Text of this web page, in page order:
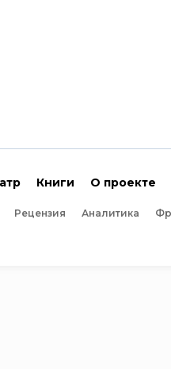
Книги О проекте
Рецензия Аналитика